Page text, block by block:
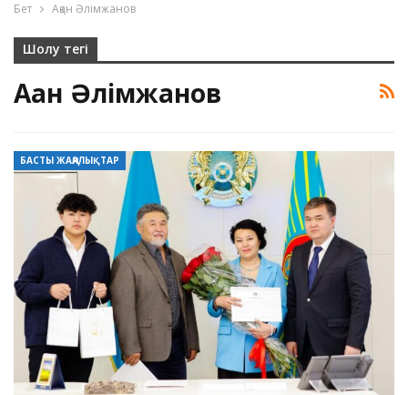
Бет Ақан Әлімжанов
Шолу тегі
Ақан Әлімжанов
БАСТЫ ЖАҢАЛЫҚТАР